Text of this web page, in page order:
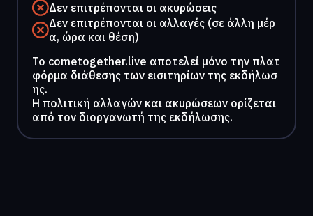
Δεν επιτρέπονται οι ακυρώσεις
Δεν επιτρέπονται οι αλλαγές (σε άλλη μέρ
α, ώρα και θέση)
To cometogether.live αποτελεί μόνο την πλατ
φόρμα διάθεσης των εισιτηρίων της εκδήλωσ
ης.
Η πολιτική αλλαγών και ακυρώσεων ορίζεται
από τον διοργανωτή της εκδήλωσης.